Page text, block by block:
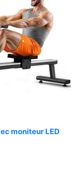
moniteur LED